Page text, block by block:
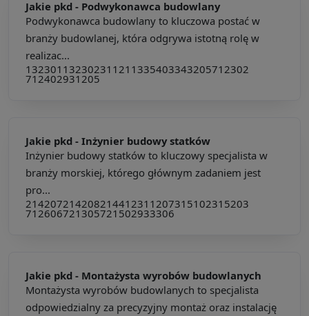
Jakie pkd - Podwykonawca budowlany
Podwykonawca budowlany to kluczowa postać w
branży budowlanej, która odgrywa istotną rolę w
realizac...
132301 132302311211335403343205712302
712402931205
Jakie pkd - Inżynier budowy statków
Inżynier budowy statków to kluczowy specjalista w
branży morskiej, którego głównym zadaniem jest
pro...
214207214208214412311207315102315203
712606721305721502933306
Jakie pkd - Montażysta wyrobów budowlanych
Montażysta wyrobów budowlanych to specjalista
odpowiedzialny za precyzyjny montaż oraz instalację